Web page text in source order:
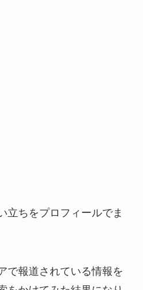
立ちをプロフィールでま
で報道されている情報を